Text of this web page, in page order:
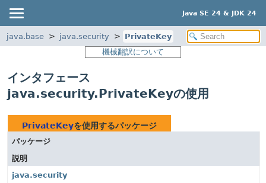
Java SE 24 & JDK 24
java.base java.security
PrivateKey
機械翻訳について
インタフェース
java.security.PrivateKeyの使用
PrivateKeyを使用するパッケージ
パッケージ
説明
java.security